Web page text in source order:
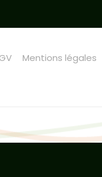
Mentions légales